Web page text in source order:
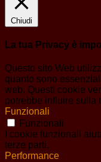
Chiudi
La tua Privacy è
Questo sito Web
quanto sono
web. Questi cookie
potrebbe influire sulla
Funzionali
Funzionali
I cookie funzionali
terze parti.
Performance